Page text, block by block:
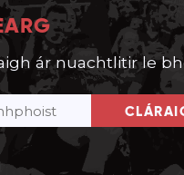
ár nuachtlitir le